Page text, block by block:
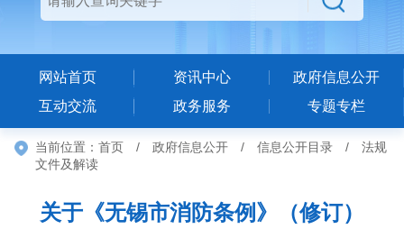
网站首页 资讯中心
政府信息公开
互动交流
政务服务 专题专栏
当前位置： 首页 / 政府信息公开 / 信息公开目录 /
法规
文件及解读
关于《无锡市消防条例》（修订）